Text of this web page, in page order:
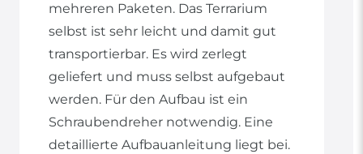
mehreren Paketen. Das Terrarium
selbst ist sehr leicht und damit gut
transportierbar. Es wird zerlegt
geliefert und muss selbst aufgebaut
werden. Für den Aufbau ist ein
Schraubendreher notwendig. Eine
detaillierte Aufbauanleitung liegt bei.